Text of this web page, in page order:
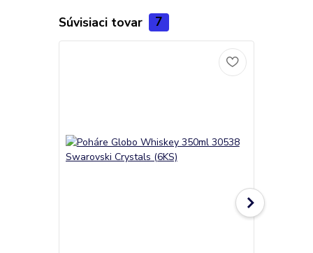
Súvisiaci tovar 7